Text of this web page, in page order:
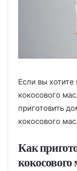
Если вы
кокосового
приготовить
кокосового
Как
кокосового